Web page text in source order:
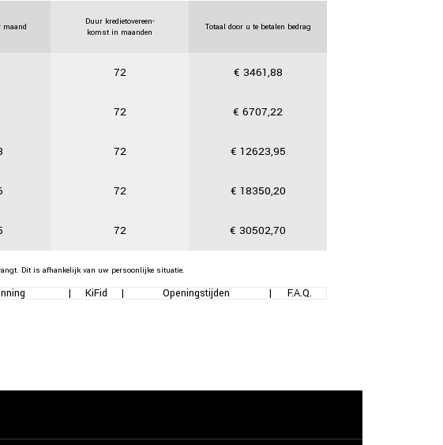
maand
Duur kredietovereen-
komst in maanden
Totaal door u te betalen bedrag
72 € 3461,88
72 € 6707,22
72 € 12623,95
72 € 18350,20
72 € 30502,70
Dit is afhankelijk van uw persoonlijke situatie.
| KiFid | Openingstijden | F.A.Q.